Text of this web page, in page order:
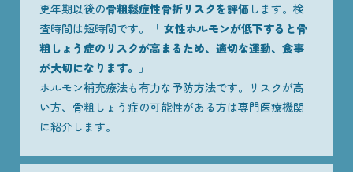
更年期以後の骨粗鬆症性骨折リスクを評価 します。検
査時間は短時間です。「 女性ホルモンが低下すると骨
粗しょう症のリスクが高まるため、適切な運動、食事
が大切になります。 」
ホルモン補充療法も有力な予防方法です。リスクが高
い方、骨粗しょう症の可能性がある方は専門医療機関
に紹介します。